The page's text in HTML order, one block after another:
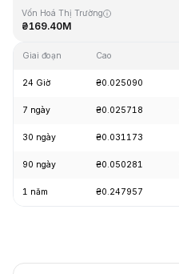
Vốn Hoá Thị Trường
₴169.40M
Giai đoạn Cao
24 Giờ ₴0.025090
7 ngày ₴0.025718
30 ngày ₴0.031173
90 ngày ₴0.050281
1 năm ₴0.247957